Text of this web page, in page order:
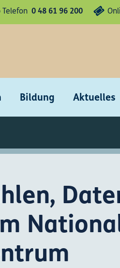
0 48 61 96 200
Telefon
Bildung Aktuelles